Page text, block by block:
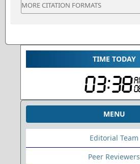
MORE CITATION FORMATS
TIME TODAY
MENU
Editorial Team
Peer Reviewers